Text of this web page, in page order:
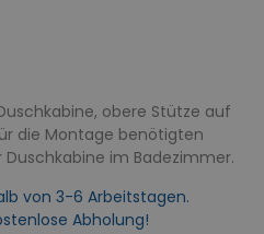
obere Stütze auf
die Montage benötigten
im Badezimmer.
von 3-6 Arbeitstagen.
Abholung!